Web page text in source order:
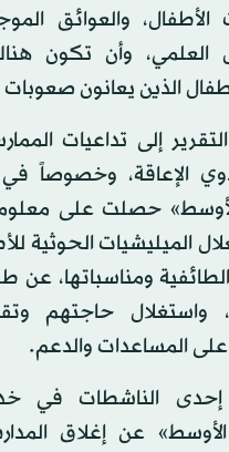
الأطفال، والعوائق
العلمي، وأن تكون
الذين يعانون صعوبات
إلى تداعيات
الإعاقة، وخصوصاً
حصلت على
الميليشيات الحوثية
الطائفية ومناسباتها،
واستغلال حاجتهم
المساعدات والدعم.
الناشطات في
الأوسط» عن إغلاق